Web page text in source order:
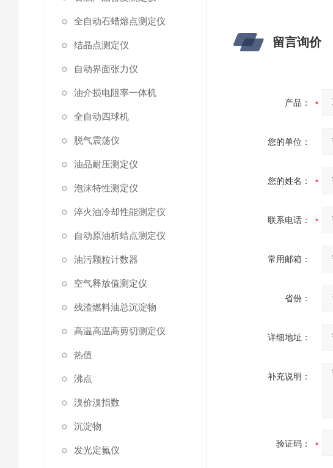
全自动石蜡熔点测定仪
结晶点测定仪
自动界面张力仪
油介损电阻率一体机
全自动四球机
脱气震荡仪
油品耐压测定仪
泡沫特性测定仪
淬火油冷却性能测定仪
自动原油析蜡点测定仪
油污颗粒计数器
空气释放值测定仪
残渣燃料油总沉淀物
高温高温高剪切测定仪
热值
沸点
溴价溴指数
沉淀物
发光定氮仪
留言询价
产品：
您的单位：
您的姓名：
联系电话：
常用邮箱：
省份：
详细地址：
补充说明：
验证码：